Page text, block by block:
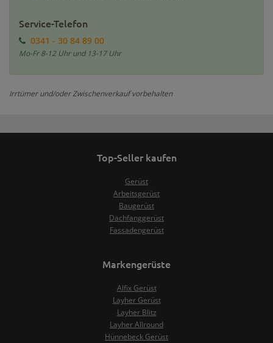
Service-Telefon
0341 - 30 84 89 00
Mo-Fr 8-12 Uhr und 13-17 Uhr
Irrtümer und/oder Zwischenverkauf vorbehalten
Top-Seller kaufen
Gerüst
Arbeitsgerüst
Baugerüst
Dachfanggerüst
Fassadengerüst
Markengerüste
Alfix Gerüst
Layher Gerüst
Layher Blitz
Layher Allround
Hünnebeck Gerüst